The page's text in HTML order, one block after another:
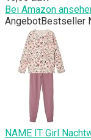
Bei Amazon
AngebotBestseller
NAME IT Girl